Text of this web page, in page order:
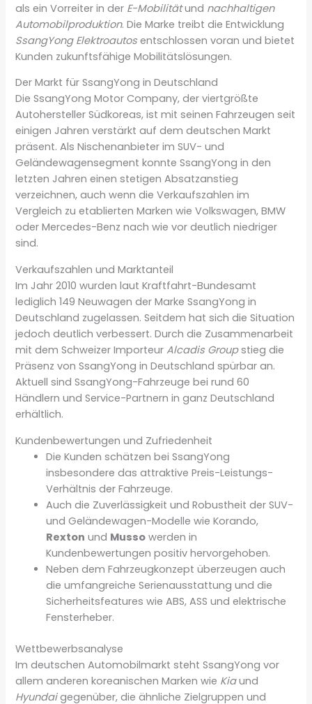
als ein Vorreiter in der E-Mobilitätund nachhaltigen
Automobilproduktion. Die Marke treibt die Entwicklung
SsangYong Elektroautos entschlossen voran und bietet
Kunden zukunftsfähige Mobilitätslösungen.
Der Markt für SsangYong in Deutschland
Die SsangYong Motor Company, der viertgrößte
Autohersteller Südkoreas, ist mit seinen Fahrzeugen seit
einigen Jahren verstärkt auf dem deutschen Markt
präsent. Als Nischenanbieter im SUV- und
Geländewagensegment konnte SsangYong in den
letzten Jahren einen stetigen Absatzanstieg
verzeichnen, auch wenn die Verkaufszahlen im
Vergleich zu etablierten Marken wie Volkswagen, BMW
oder Mercedes-Benz nach wie vor deutlich niedriger
sind.
Verkaufszahlen und Marktanteil
Im Jahr 2010 wurden laut Kraftfahrt-Bundesamt
lediglich 149 Neuwagen der Marke SsangYong in
Deutschland zugelassen. Seitdem hat sich die Situation
jedoch deutlich verbessert. Durch die Zusammenarbeit
mit dem Schweizer ImporteurAlcadis Groupstieg die
Präsenz von SsangYong in Deutschland spürbar an.
Aktuell sind SsangYong-Fahrzeuge bei rund 60
Händlern und Service-Partnern in ganz Deutschland
erhältlich.
Kundenbewertungen und Zufriedenheit
Die Kunden schätzen bei SsangYong
insbesondere das attraktive Preis-Leistungs-
Verhältnis der Fahrzeuge.
Auch die Zuverlässigkeit und Robustheit der SUV-
und Geländewagen-Modelle wie Korando,
Rexton und Musso werden in
Kundenbewertungen positiv hervorgehoben.
Neben dem Fahrzeugkonzept überzeugen auch
die umfangreiche Serienausstattung und die
Sicherheitsfeatures wie ABS, ASS und elektrische
Fensterheber.
Wettbewerbsanalyse
Im deutschen Automobilmarkt steht SsangYong vor
allem anderen koreanischen Marken wie Kiaund
Hyundaigegenüber, die ähnliche Zielgruppen und